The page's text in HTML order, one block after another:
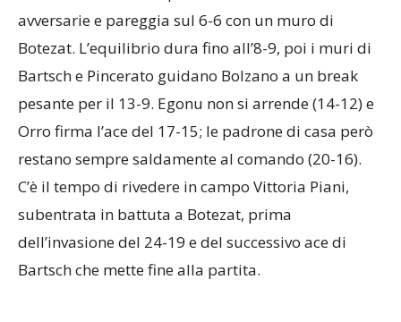
prende subito un piccolo vantaggio (4-2), ma
stavolta il Club Italia prova a restare incollato alle
avversarie e pareggia sul 6-6 con un muro di
Botezat. L’equilibrio dura fino all’8-9, poi i muri di
Bartsch e Pincerato guidano Bolzano a un break
pesante per il 13-9. Egonu non si arrende (14-12) e
Orro firma l’ace del 17-15; le padrone di casa però
restano sempre saldamente al comando (20-16).
C’è il tempo di rivedere in campo Vittoria Piani,
subentrata in battuta a Botezat, prima